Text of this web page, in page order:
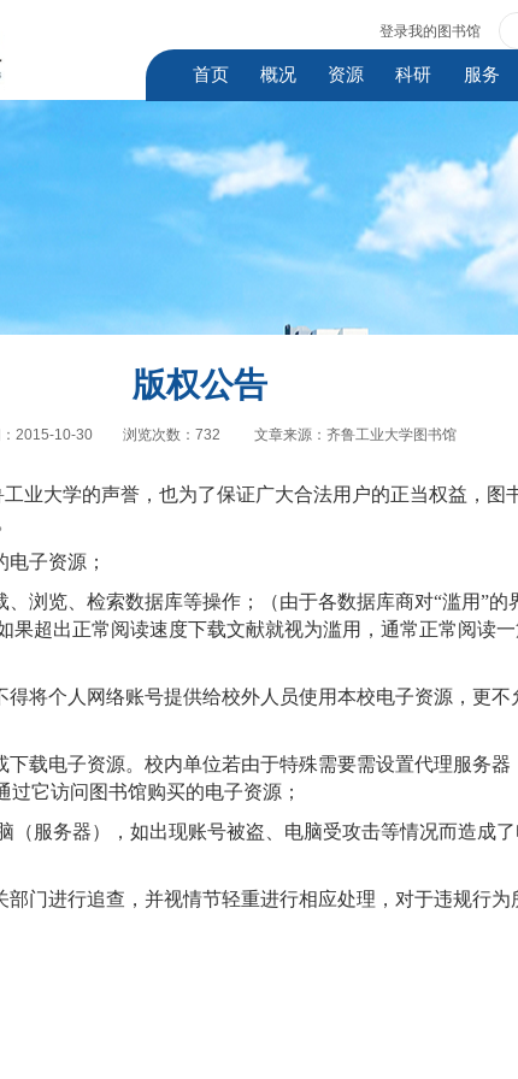
登录我的图书馆
首页 概况 资源 科研 服务
版权公告
2015-10-30 浏览次数： 732 文章来源：齐鲁工业大学图书馆
业大学的声誉，也为了保证广大合法用户的正当权益，图
子资源；
浏览、检索数据库等操作；（由于各数据库商对“滥用”的
果超出正常阅读速度下载文献就视为滥用，通常正常阅读
将个人网络账号提供给校外人员使用本校电子资源，更
载电子资源。校内单位若由于特殊需要需设置代理服务
过它访问图书馆购买的电子资源；
（服务器），如出现账号被盗、电脑受攻击等情况而造成
门进行追查，并视情节轻重进行相应处理，对于违规行